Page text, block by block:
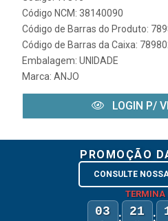
Código NCM: 38140090
Código de Barras do Produto:
Código de Barras da Caixa:
Embalagem: UNIDADE
Marca: ANJO
LOGIN P/
PROMOÇÃO
CONSULTE
TERMINA
03 : 21 :